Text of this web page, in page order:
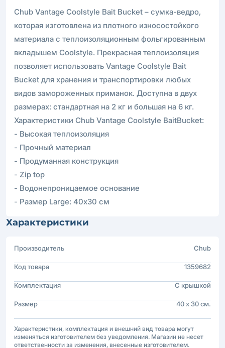
Chub Vantage Coolstyle Bait Bucket – сумка-ведро,
которая изготовлена из плотного износостойкого
материала с теплоизоляционным фольгированным
вкладышем Coolstyle. Прекрасная теплоизоляция
позволяет использовать Vantage Coolstyle Bait
Bucket для хранения и транспортировки любых
видов замороженных приманок. Доступна в двух
размерах: стандартная на 2 кг и большая на 6 кг.
Характеристики Chub Vantage Coolstyle BaitBucket:
- Высокая теплоизоляция
- Прочный материал
- Продуманная конструкция
- Zip top
- Водонепроницаемое основание
- Размер Large: 40х30 см
Характеристики
Производитель Chub
Код товара 1359682
Комплектация С крышкой
Размер 40 х 30 см.
Характеристики, комплектация и внешний вид товара могут
изменяться изготовителем без уведомления. Магазин не несет
ответственности за изменения, внесенные изготовителем.